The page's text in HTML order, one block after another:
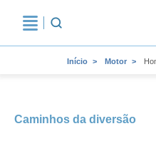
Início Motor
Caminhos da diversão